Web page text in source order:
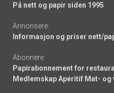
På nett og papir siden 1995
Annonsere:
Informasjon og priser nett/
Abonnere:
Papirabonnement for
Medlemskap Apéritif Mat- og